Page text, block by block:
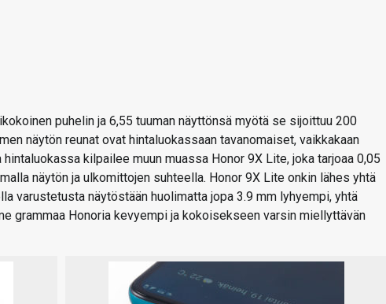
puhelin ja 6,55 tuuman näyttönsä myötä se sijoittuu 200
näytön reunat ovat hintaluokassaan tavanomaiset, vaikkakaan
kilpailee muun muassa Honor 9X Lite, joka tarjoaa 0,05
näytön ja ulkomittojen suhteella. Honor 9X Lite onkin lähes yhtä
varustetusta näytöstään huolimatta jopa 3.9 mm lyhyempi, yhtä
grammaa Honoria kevyempi ja kokoisekseen varsin miellyttävän